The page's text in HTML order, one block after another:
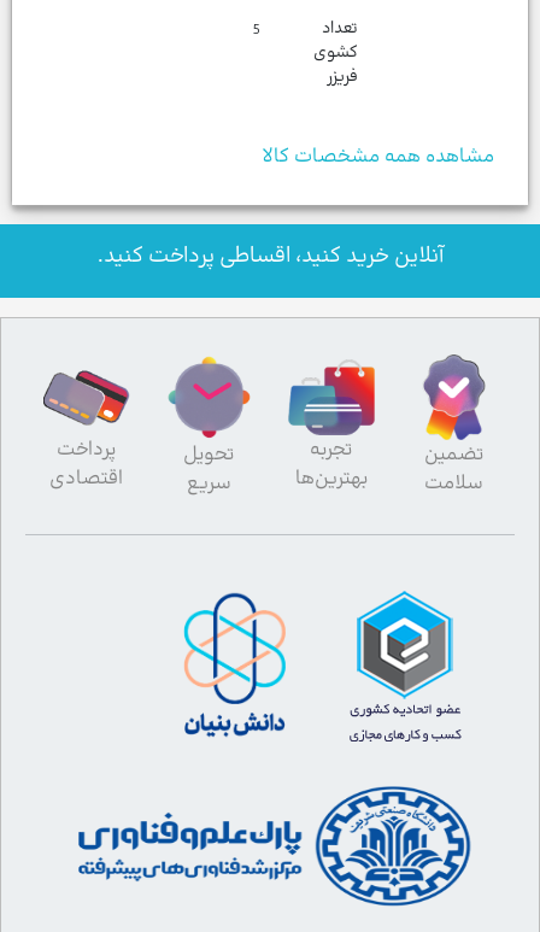
تعداد
کشوی
فریزر
5
مشاهده همه مشخصات کالا
آنلاین خرید کنید، اقساطی پرداخت کنید.
تضمین
سلامت
تجربه
بهترین‌ها
تحویل
سریع
پرداخت
اقتصادی